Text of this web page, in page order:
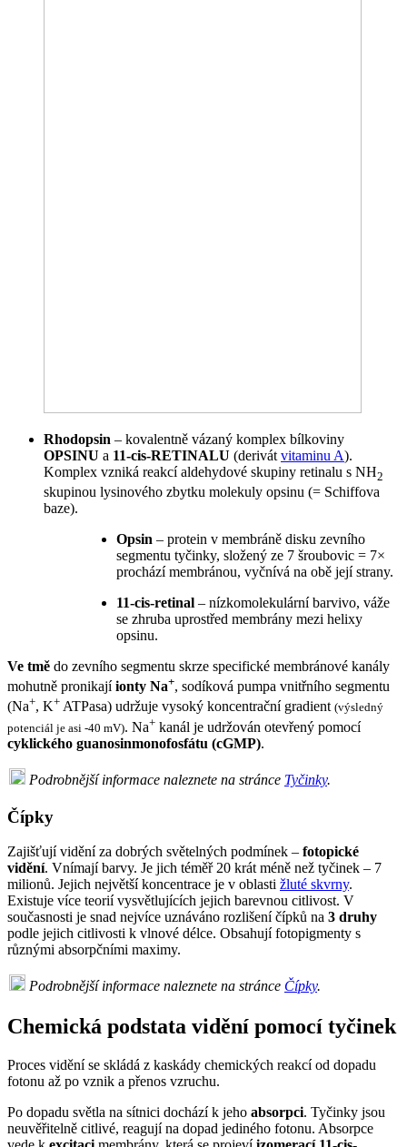
Rhodopsin – kovalentně vázaný komplex bílkoviny
OPSINU a 11-cis-RETINALU (derivát vitaminu A).
Komplex vzniká reakcí aldehydové skupiny retinalu s NH2
skupinou lysinového zbytku molekuly opsinu (= Schiffova
baze).
Opsin – protein v membráně disku zevního
segmentu tyčinky, složený ze 7 šroubovic = 7×
prochází membránou, vyčnívá na obě její strany.
11-cis-retinal – nízkomolekulární barvivo, váže
se zhruba uprostřed membrány mezi helixy
opsinu.
Ve tmě do zevního segmentu skrze specifické membránové kanály
mohutně pronikajíionty Na+, sodíková pumpa vnitřního segmentu
(Na+, K+ ATPasa) udržuje vysoký koncentrační gradient (výsledný
potenciál je asi -40 mV). Na+ kanál je udržován otevřený pomocí
cyklického guanosinmonofosfátu (cGMP).
Podrobnější informace naleznete na stránce Tyčinky.
Čípky
Zajišťují vidění za dobrých světelných podmínek – fotopické
vidění. Vnímají barvy. Je jich téměř 20 krát méně než tyčinek – 7
milionů. Jejich největší koncentrace je v oblasti žluté skvrny.
Existuje více teorií vysvětlujících jejich barevnou citlivost. V
současnosti je snad nejvíce uznáváno rozlišení čípků na 3 druhy
podle jejich citlivosti k vlnové délce. Obsahují fotopigmenty s
různými absorpčními maximy.
Podrobnější informace naleznete na stránce Čípky.
Chemická podstata vidění pomocí tyčinek
Proces vidění se skládá z kaskády chemických reakcí od dopadu
fotonu až po vznik a přenos vzruchu.
Po dopadu světla na sítnici dochází k jeho absorpci. Tyčinky jsou
neuvěřitelně citlivé, reagují na dopad jediného fotonu. Absorpce